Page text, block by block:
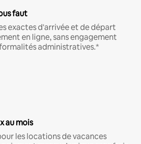
faut
exactes d'arrivée et de départ
en ligne, sans engagement
administratives.*
au mois
les locations de vacances